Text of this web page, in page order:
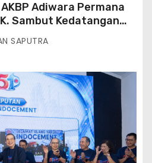
Adiwara Permana
Sambut Kedatangan
Sumatera Barat
SAPUTRA